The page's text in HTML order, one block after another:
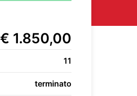
€ 1.850,00
11
terminato